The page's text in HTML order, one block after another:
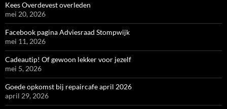
Kees Overdevest overleden
mei 20, 2026
Facebook pagina Adviesraad Stompwijk
mei 11, 2026
Cadeautip! Of gewoon lekker voor jezelf
mei 5, 2026
Goede opkomst bij repaircafe april 2026
april 29, 2026